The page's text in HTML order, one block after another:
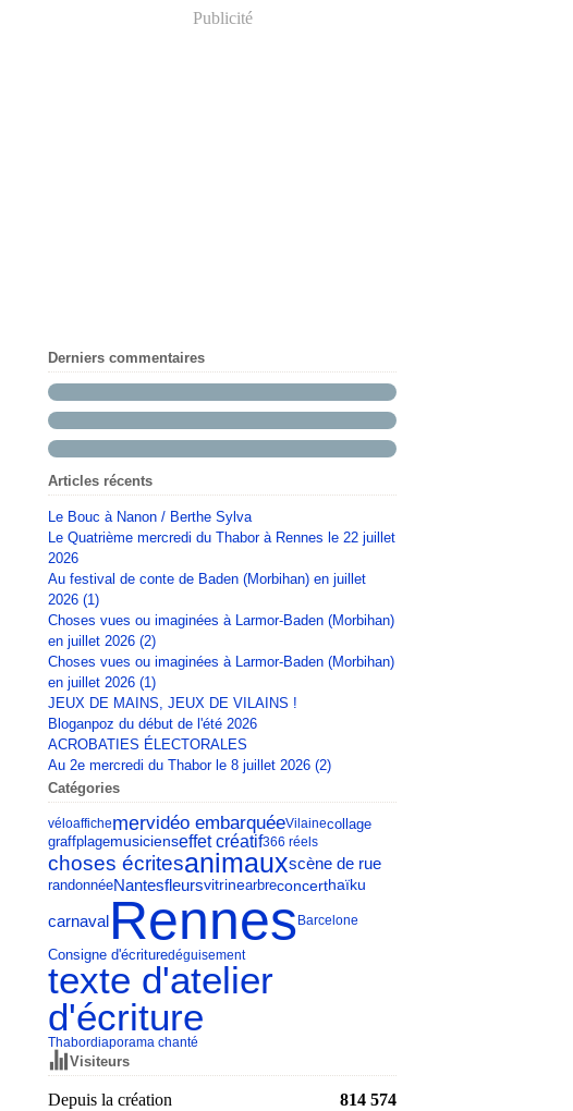
Publicité
Derniers commentaires
Articles récents
Le Bouc à Nanon / Berthe Sylva
Le Quatrième mercredi du Thabor à Rennes le 22 juillet
2026
Au festival de conte de Baden (Morbihan) en juillet
2026 (1)
Choses vues ou imaginées à Larmor-Baden (Morbihan)
en juillet 2026 (2)
Choses vues ou imaginées à Larmor-Baden (Morbihan)
en juillet 2026 (1)
JEUX DE MAINS, JEUX DE VILAINS !
Bloganpoz du début de l'été 2026
ACROBATIES ÉLECTORALES
Au 2e mercredi du Thabor le 8 juillet 2026 (2)
Catégories
véloaffichemervidéo embarquéeVilainecollage
graffplagemusicienseffet créatif366 réels
choses écritesanimauxscène de rue
randonnéeNantesfleursvitrinearbreconcerthaïku
carnaval Rennes Barcelone
Consigne d'écrituredéguisement
texte d'atelier
d'écriture
Thabordiaporama chanté
Visiteurs
Depuis la création
814 574